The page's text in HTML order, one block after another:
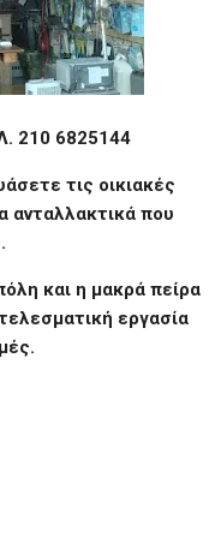
210 6825144
τις οικιακές
ανταλλακτικά που
και η μακρά πείρα
εργασία